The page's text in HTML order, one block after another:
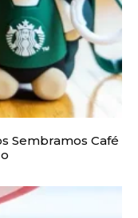
Sembramos Café